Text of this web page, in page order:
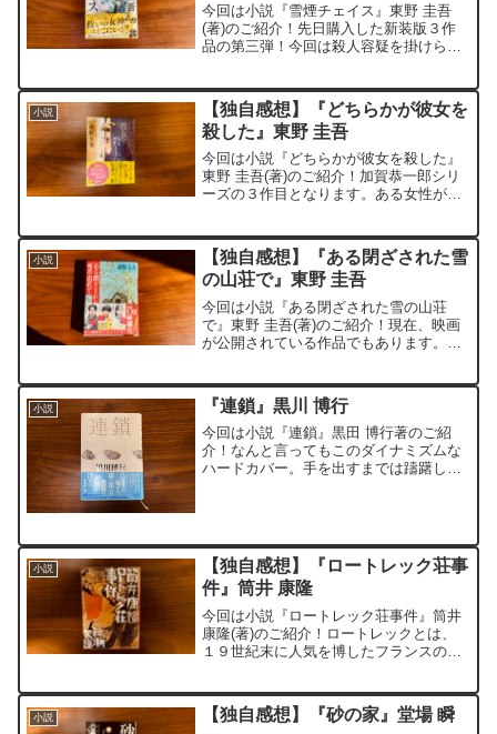
今回は小説『雪煙チェイス』東野 圭吾
(著)のご紹介！先日購入した新装版３作
品の第三弾！今回は殺人容疑を掛けられ
へ。本来楽しみに行くはずのスキー場
へ、自分の無実を証明する...
小説
【独自感想】『どちらかが彼女を
殺した』東野 圭吾
今回は小説『どちらかが彼女を殺した』
東野 圭吾(著)のご紹介！加賀恭一郎シリ
ーズの３作目となります。ある女性が殺
きます。さまざまな人物の視点から物語
が進行し、読者は自ら...
小説
【独自感想】『ある閉ざされた雪
の山荘で』東野 圭吾
今回は小説『ある閉ざされた雪の山荘
で』東野 圭吾(著)のご紹介！現在、映画
が公開されている作品でもあります。東
ストーリー展開にすっかりハマってしま
ってます。。。。。貸...
小説 『連鎖』黒川 博行
今回は小説『連鎖』黒田 博行著のご紹
介！なんと言ってもこのダイナミズムな
ハードカバー。手を出すまでは躊躇しま
小説
【独自感想】『ロートレック荘事
件』筒井 康隆
今回は小説『ロートレック荘事件』筒井
康隆(著)のご紹介！ロートレックとは、
１９世紀末に人気を博したフランスの画
す。以前日本でも展覧会が開催されてお
り、彼の作品を実際に観...
小説
【独自感想】『砂の家』堂場 瞬